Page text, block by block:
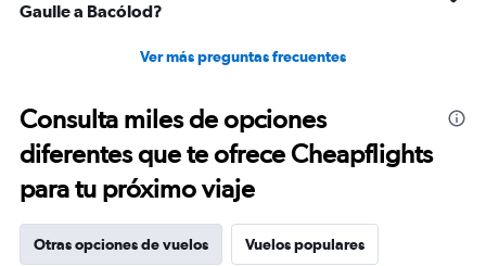
Gaulle a Bacólod?
Ver más preguntas frecuentes
Consulta miles de opciones
diferentes que te ofrece Cheapflights
para tu próximo viaje
Otras opciones de vuelos Vuelos populares